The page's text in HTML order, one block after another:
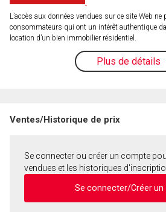
L’accès aux données vendues sur ce site Web
consommateurs qui ont un intérêt authentique
location d’un bien immobilier résidentiel.
Plus de détails
Ventes/Historique de prix
Se connecter ou créer un compte
vendues et les historiques
Se connecter/Créer